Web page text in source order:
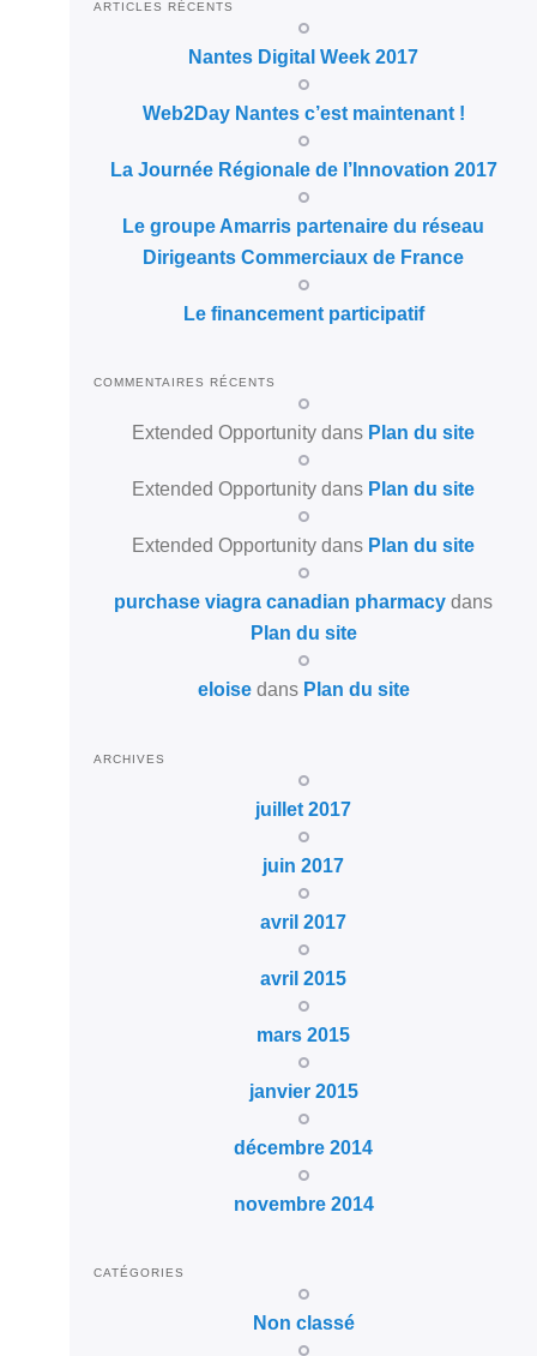
ARTICLES RÉCENTS
Nantes Digital Week 2017
Web2Day Nantes c’est maintenant !
La Journée Régionale de l’Innovation 2017
Le groupe Amarris partenaire du réseau
Dirigeants Commerciaux de France
Le financement participatif
COMMENTAIRES RÉCENTS
Extended Opportunity dans Plan du site
Extended Opportunity dans Plan du site
Extended Opportunity dans Plan du site
purchase viagra canadian pharmacy dans
Plan du site
eloisedans Plan du site
ARCHIVES
juillet 2017
juin 2017
avril 2017
avril 2015
mars 2015
janvier 2015
décembre 2014
novembre 2014
CATÉGORIES
Non classé